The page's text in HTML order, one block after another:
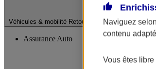
Véhicules & mobilité Retour à la section précédente
Assurance Auto
Naviguez
contenu
Vous êtes